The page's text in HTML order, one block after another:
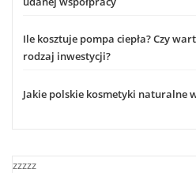
Ile kosztuje pompa ciepła? Czy
rodzaj inwestycji?
Jakie polskie kosmetyki naturalne
zzzzz